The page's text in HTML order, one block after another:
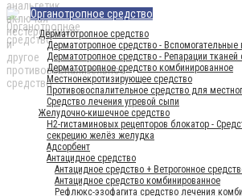
Органотропное средство
Дерматотропное средство
Дерматотропное средство - Вспомогательные
Дерматотропное средство - Репарации тканей
Дерматотропное средство комбинированное
Местнонекротизирующее средство
Противовоспалительное средство для
Средство лечения угревой сыпи
Желудочно-кишечное средство
H2-гистаминовых рецепторов блокатор -
секрецию желёз желудка
Адсорбент
Антацидное средство
Антацидное средство + Ветрогонное
Антацидное средство комбинированное
Рефлюкс-эзофагита средство лечения